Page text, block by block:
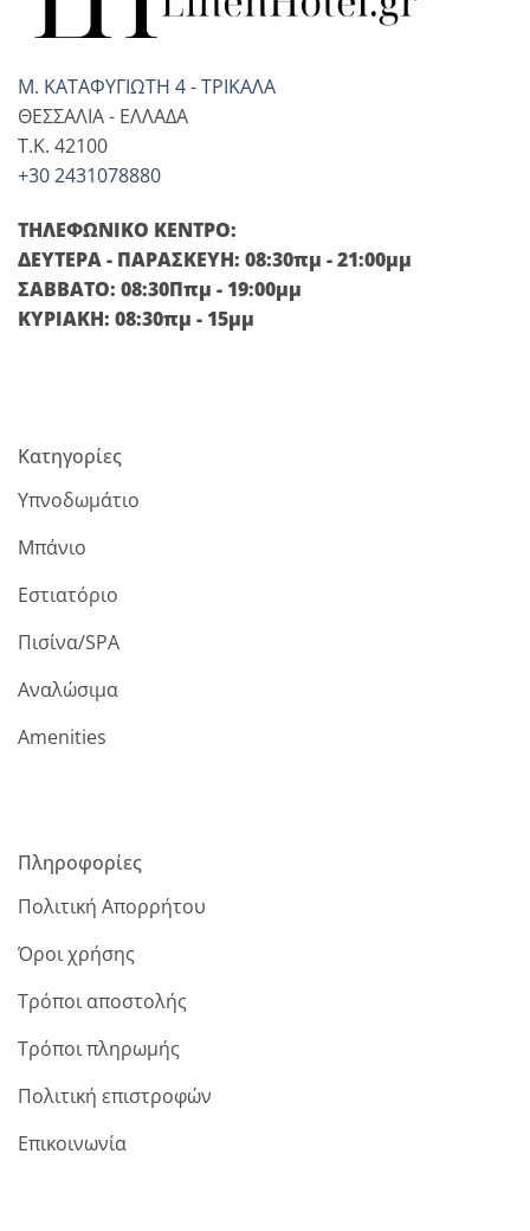
Μ. ΚΑΤΑΦΥΓΙΩΤΗ 4 - ΤΡΙΚΑΛΑ
ΘΕΣΣΑΛΙΑ - ΕΛΛΑΔΑ
T.K. 42100
+30 2431078880
ΤΗΛΕΦΩΝΙΚΟ ΚΕΝΤΡΟ:
ΔΕΥΤΕΡΑ - ΠΑΡΑΣΚΕΥΗ: 08:30πμ - 21:00μμ
ΣΑΒΒΑΤΟ: 08:30Ππμ - 19:00μμ
ΚΥΡΙΑΚΗ: 08:30πμ - 15μμ
Κατηγορίες
Υπνοδωμάτιο
Μπάνιο
Εστιατόριο
Πισίνα/SPA
Αναλώσιμα
Amenities
Πληροφορίες
Πολιτική Απορρήτου
Όροι χρήσης
Τρόποι αποστολής
Τρόποι πληρωμής
Πολιτική επιστροφών
Επικοινωνία